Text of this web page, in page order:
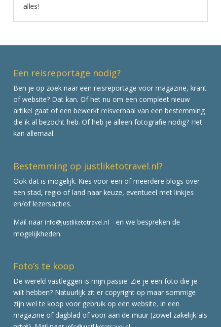
alles!
Een reisreportage nodig?
Ben je op zoek naar een reisreportage voor magazine, krant
of website? Dat kan. Of het nu om een compleet nieuw
artikel gaat of een bewerkt reisverhaal van een bestemming
die ik al bezocht heb. Of heb je alleen fotografie nodig? Het
kan allemaal.
Bestemming op justliketotravel.nl?
Ook dat is mogelijk. Kies voor een of meerdere blogs over
een stad, regio of land naar keuze, eventueel met linkjes
en/of lezersacties.
Mail naar info@justliketotravel.nl
en we bespreken de
mogelijkheden.
Foto’s te koop
De wereld vastleggen is mijn passie. Zie je een foto die je
wilt hebben? Natuurlijk zit er copyright op maar sommige
zijn wel te koop voor gebruik op een website, in een
magazine of dagblad of voor aan de muur (zowel zakelijk als